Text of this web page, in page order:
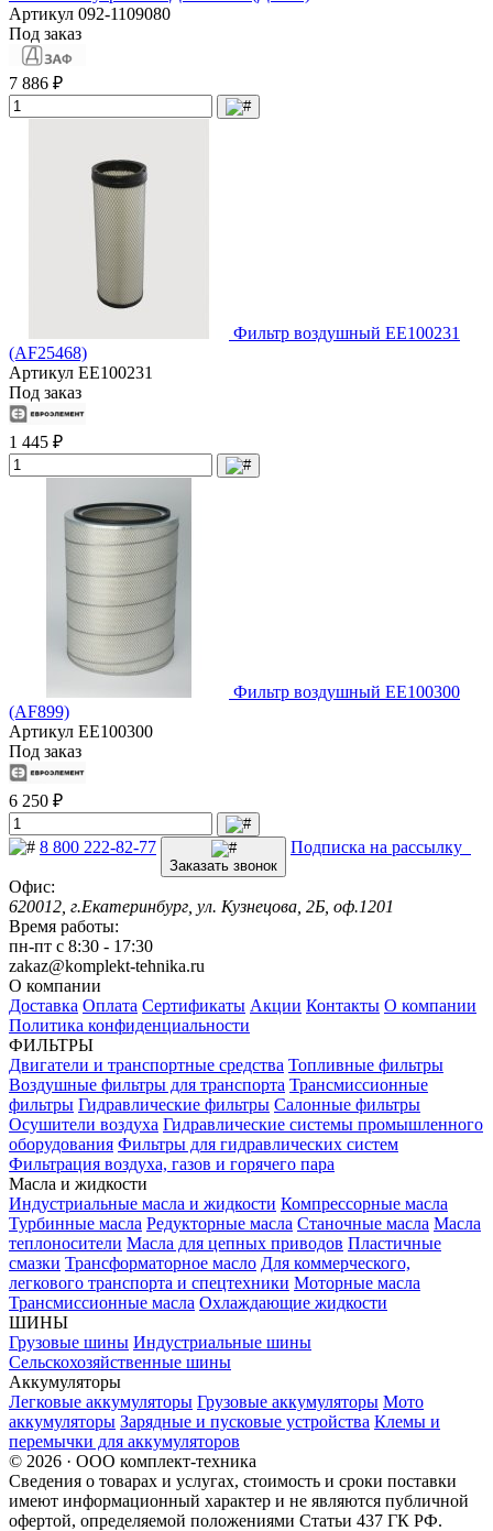
Артикул 092-1109080
Под заказ
7 886 ₽
Фильтр воздушный EE100231
(AF25468)
Артикул EE100231
Под заказ
1 445 ₽
Фильтр воздушный EE100300
(AF899)
Артикул EE100300
Под заказ
6 250 ₽
8 800 222-82-77
Заказать звонок
Подписка на рассылку
Офис:
620012, г.Екатеринбург, ул. Кузнецова, 2Б, оф.1201
Время работы:
пн-пт с 8:30 - 17:30
zakaz@komplekt-tehnika.ru
О компании
Доставка Оплата Сертификаты Акции Контакты О компании
Политика конфиденциальности
ФИЛЬТРЫ
Двигатели и транспортные средства Топливные фильтры
Воздушные фильтры для транспорта Трансмиссионные
фильтры Гидравлические фильтры Салонные фильтры
Осушители воздуха Гидравлические системы промышленного
оборудования Фильтры для гидравлических систем
Фильтрация воздуха, газов и горячего пара
Масла и жидкости
Индустриальные масла и жидкости Компрессорные масла
Турбинные масла Редукторные масла Станочные масла Масла
теплоносители Масла для цепных приводов Пластичные
смазки Трансформаторное масло Для коммерческого,
легкового транспорта и спецтехники Моторные масла
Трансмиссионные масла Охлаждающие жидкости
ШИНЫ
Грузовые шины Индустриальные шины
Сельскохозяйственные шины
Аккумуляторы
Легковые аккумуляторы Грузовые аккумуляторы Мото
аккумуляторы Зарядные и пусковые устройства Клемы и
перемычки для аккумуляторов
© 2026 · ООО комплект-техника
Сведения о товарах и услугах, стоимость и сроки поставки
имеют информационный характер и не являются публичной
офертой, определяемой положениями Статьи 437 ГК РФ.